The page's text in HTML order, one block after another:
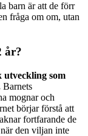
barn är att de förr
fråga om om, utan
år?
utveckling som
Barnets
mognar och
börjar förstå att
fortfarande de
den viljan inte